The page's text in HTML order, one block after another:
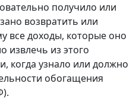
получило или
возвратить или
все доходы, которые оно
извлечь из этого
когда узнало или должно
обогащения